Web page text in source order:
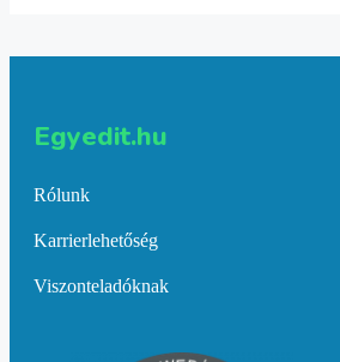
Egyedit.hu
Rólunk
Karrierlehetőség
Viszonteladóknak